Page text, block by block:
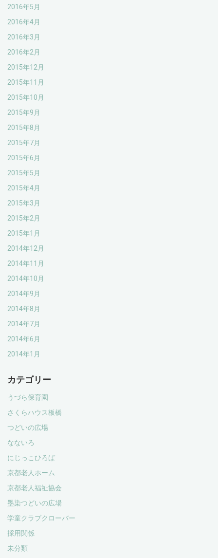
2016年5月
2016年4月
2016年3月
2016年2月
2015年12月
2015年11月
2015年10月
2015年9月
2015年8月
2015年7月
2015年6月
2015年5月
2015年4月
2015年3月
2015年2月
2015年1月
2014年12月
2014年11月
2014年10月
2014年9月
2014年8月
2014年7月
2014年6月
2014年1月
カテゴリー
うづら保育園
さくらハウス板橋
つどいの広場
なないろ
にじっこひろば
京都老人ホーム
京都老人福祉協会
墨染つどいの広場
学童クラブクローバー
採用関係
未分類